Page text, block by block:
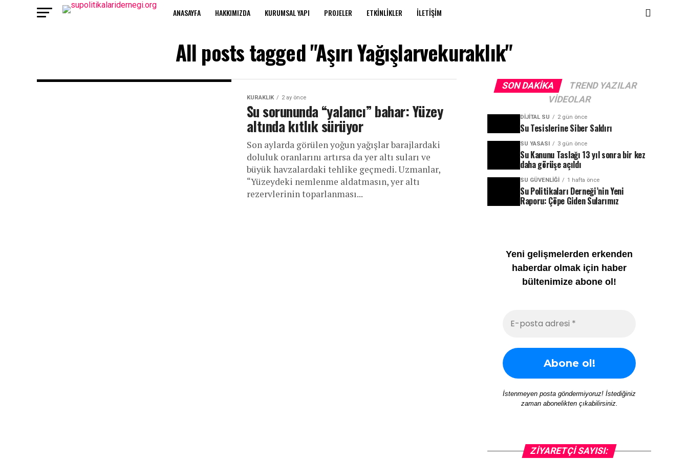
ANASAYFA HAKKIMIZDA KURUMSAL YAPI PROJELER ETKINLIKLER İLETIŞIM
All posts tagged "Aşırı Yağışlarvekuraklık"
KURAKLIK 2 ay önce
Su sorununda “yalancı” bahar: Yüzey
altında kıtlık sürüyor
Son aylarda görülen yoğun yağışlar barajlardaki
doluluk oranlarını artırsa da yer altı suları ve
büyük havzalardaki tehlike geçmedi. Uzmanlar,
“Yüzeydeki nemlenme aldatmasın, yer altı
rezervlerinin toparlanması...
SON DAKIKA
TREND YAZILAR
VIDEOLAR
DIJITAL SU 2 gün önce
Su Tesislerine Siber Saldırı
SU YASASI 3 gün önce
Su Kanunu Taslağı 13 yıl sonra bir kez
daha görüşe açıldı
SU GÜVENLIĞI 1 hafta önce
Su Politikaları Derneği’nin Yeni
Raporu: Çöpe Giden Sularımız
Yeni gelişmelerden erkenden
haberdar olmak için haber
bültenimize abone ol!
İstenmeyen posta göndermiyoruz! İstediğiniz
zaman abonelikten çıkabilirsiniz.
ZIYARETÇI SAYISI: